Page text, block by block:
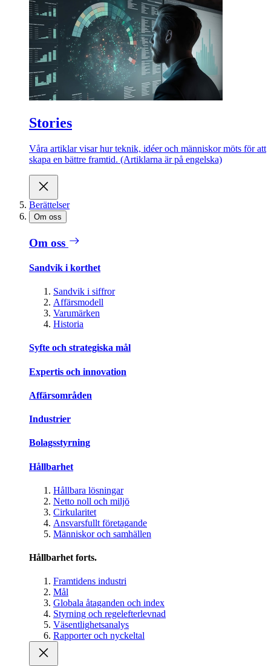
Stories
Våra artiklar visar hur teknik, idéer och människor möts för att
skapa en bättre framtid. (Artiklarna är på engelska)
Berättelser
Om oss
Om oss
Sandvik i korthet
Sandvik i siffror
Affärsmodell
Varumärken
Historia
Syfte och strategiska mål
Expertis och innovation
Affärsområden
Industrier
Bolagsstyrning
Hållbarhet
Hållbara lösningar
Netto noll och miljö
Cirkularitet
Ansvarsfullt företagande
Människor och samhällen
Hållbarhet forts.
Framtidens industri
Mål
Globala åtaganden och index
Styrning och regelefterlevnad
Väsentlighetsanalys
Rapporter och nyckeltal